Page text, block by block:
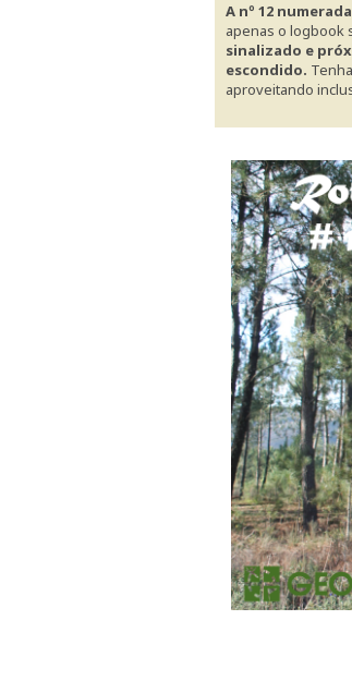
A nº 12
apenas o logbook
sinalizado e
escondido.
aproveitando